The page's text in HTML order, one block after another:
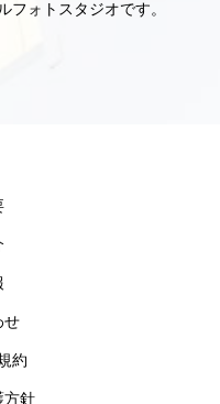
ォトスタジオです。
せ
約
方針